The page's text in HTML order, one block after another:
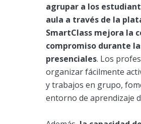
agrupar a los
aula a través de la
SmartClass mejora la
compromiso durante
presenciales. Los
organizar fácilmente
y trabajos en grupo,
entorno de aprendizaje